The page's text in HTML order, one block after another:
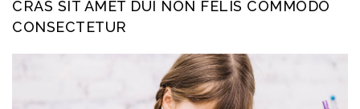
CRAS SIT AMET DUI NON FELIS COMMODO
CONSECTETUR